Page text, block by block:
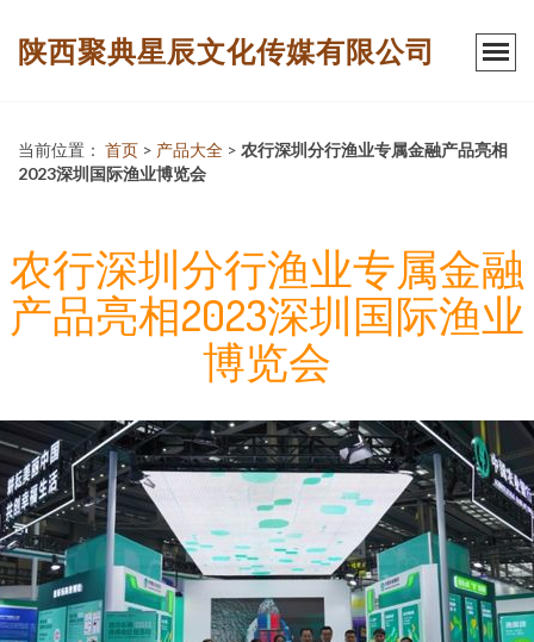
陕西聚典星辰文化传媒有限公司
当前位置： 首页 > 产品大全 > 农行深圳分行渔业专属金融产品亮相
2023深圳国际渔业博览会
农行深圳分行渔业专属金融
产品亮相2023深圳国际渔业
博览会